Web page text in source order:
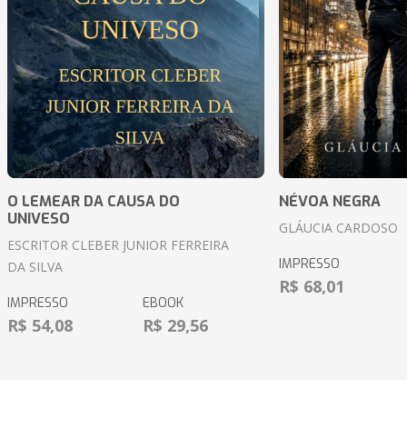
O LEMEAR DA CAUSA DO
UNIVESO
ESCRITOR CLEBER JUNIOR FERREIRA
DA SILVA
IMPRESSO
R$ 54,08
EBOOK
R$ 29,56
NÉVOA NEGRA
GLÁUCIA CARDOSO
IMPRESSO
R$ 68,01